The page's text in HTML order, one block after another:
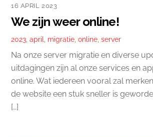
16 APRIL 2023
We zijn weer online!
2023,april, migratie,online,server
Na onze server migratie en diverse
uitdagingen zijn al onze services en
online. Wat iedereen vooral zal
de website een stuk sneller is
[…]